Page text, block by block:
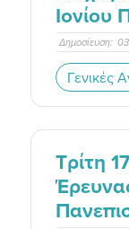
Ιονίου
Δημοσίευση:
Γενικές
Τρίτη